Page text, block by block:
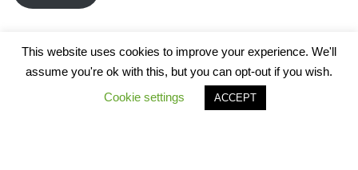
This website uses cookies to improve your experience. We'll
assume you're ok with this, but you can opt-out if you wish.
Cookie settings
ACCEPT